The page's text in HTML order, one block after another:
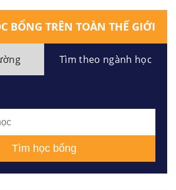
BỔNG TRÊN TOÀN THẾ GIỚI
Tìm theo ngành học
Tìm học bổng